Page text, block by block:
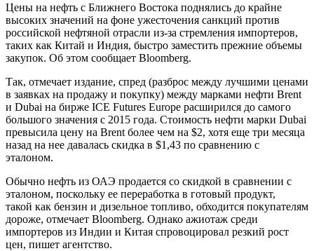
Цены на нефть с Ближнего Востока поднялись до крайне
высоких значений на фоне ужесточения санкций против
российской нефтяной отрасли из-за стремления импортеров,
таких как Китай и Индия, быстро заместить прежние объемы
закупок. Об этом сообщает Bloomberg.
Так, отмечает издание, спред (разброс между лучшими ценами
в заявках на продажу и покупку) между марками нефти Brent
и Dubai на бирже ICE Futures Europe расширился до самого
большого значения с 2015 года. Стоимость нефти марки Dubai
превысила цену на Brent более чем на $2, хотя еще три месяца
назад на нее давалась скидка в $1,43 по сравнению с
эталоном.
Обычно нефть из ОАЭ продается со скидкой в сравнении с
эталоном, поскольку ее переработка в готовый продукт,
такой как бензин и дизельное топливо, обходится покупателям
дороже, отмечает Bloomberg. Однако ажиотаж среди
импортеров из Индии и Китая спровоцировал резкий рост
цен, пишет агентство.